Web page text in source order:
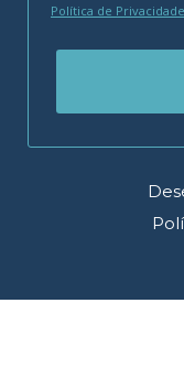
Política de Privacidade